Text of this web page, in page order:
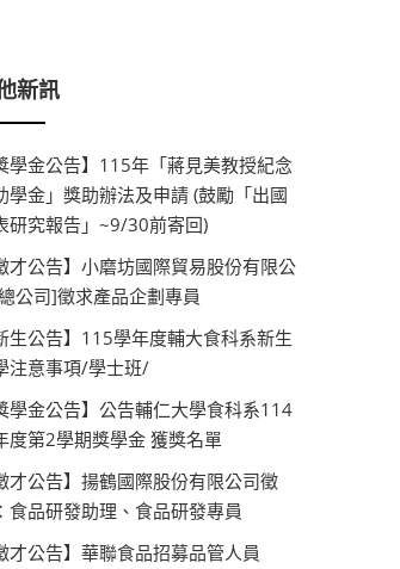
新訊
學金公告】115年「蔣見美教授紀念
學金」獎助辦法及申請 (鼓勵「出國
研究報告」~9/30前寄回)
才公告】小磨坊國際貿易股份有限公
公司]徵求產品企劃專員
生公告】115學年度輔大食科系新生
注意事項/學士班/
學金公告】公告輔仁大學食科系114
度第2學期獎學金 獲獎名單
才公告】揚鶴國際股份有限公司徵
食品研發助理、食品研發專員
才公告】華聯食品招募品管人員